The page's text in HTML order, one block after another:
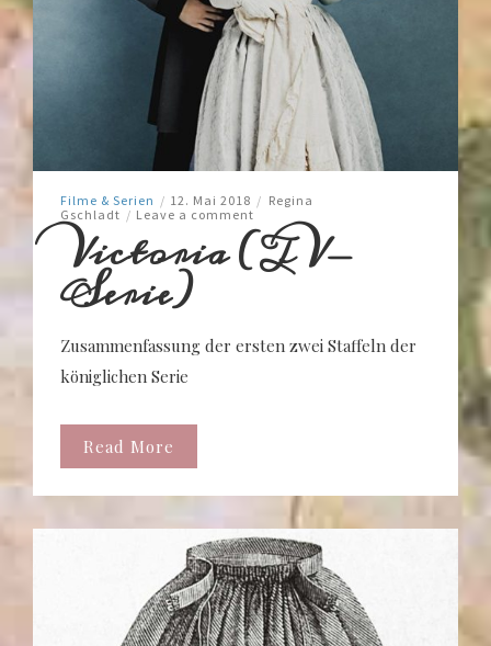
Filme & Serien / 12. Mai 2018 / Regina
Gschladt / Leave a comment
Victoria (TV-
Serie)
Zusammenfassung der ersten zwei Staffeln der
königlichen Serie
Read More